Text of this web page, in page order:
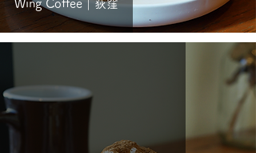
Wing Coffee｜荻窪